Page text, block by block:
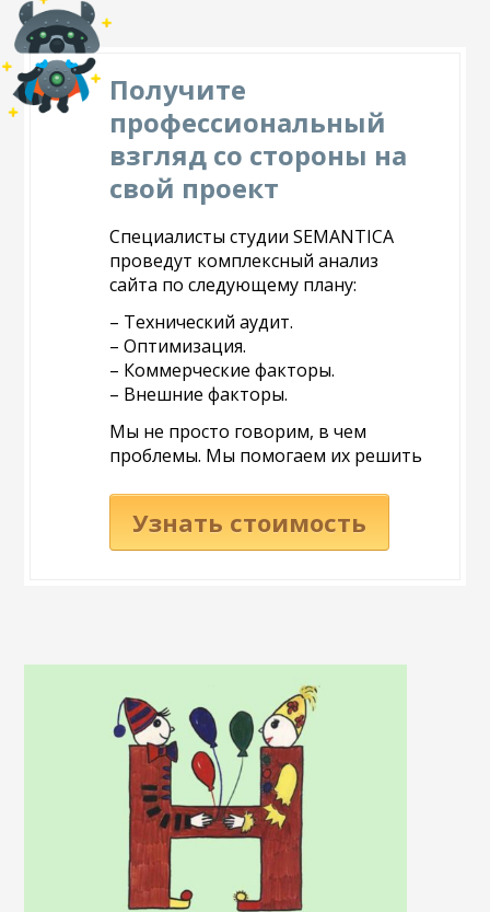
Получите
профессиональный
взгляд со стороны на
свой проект
Специалисты студии SEMANTICA
проведут комплексный анализ
сайта по следующему плану:
– Технический аудит.
– Оптимизация.
– Коммерческие факторы.
– Внешние факторы.
Мы не просто говорим, в чем
проблемы. Мы помогаем их решить
Узнать стоимость